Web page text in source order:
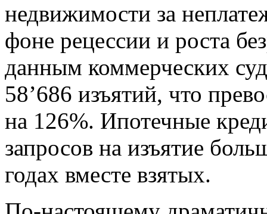
недвижимости за
фоне рецессии и роста
данным коммерческих
58’686 изъятий, что
на 126%. Ипотечные
запросов на изъятие
годах вместе взятых.